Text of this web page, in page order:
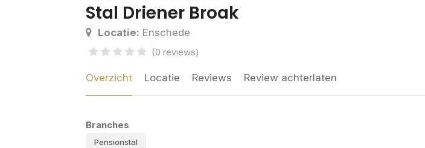
Stal Driener Broak
Locatie: Enschede
(0 reviews)
Overzicht Locatie Reviews Review achterlaten
Branches
Pensionstal